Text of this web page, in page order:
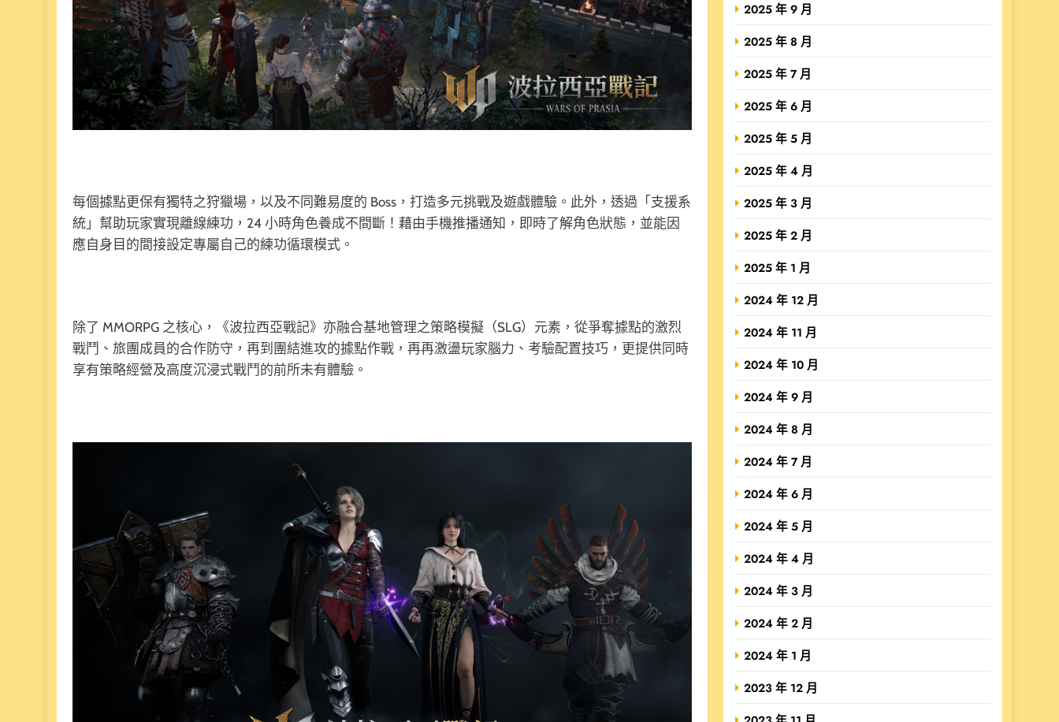
每個據點更保有獨特之狩獵場，以及不同難易度的 Boss，打造多元挑戰及遊戲體驗。此外，透過「支援系
統」幫助玩家實現離線練功，24 小時角色養成不間斷！藉由手機推播通知，即時了解角色狀態，並能因
應自身目的間接設定專屬自己的練功循環模式。
除了 MMORPG 之核心，《波拉西亞戰記》亦融合基地管理之策略模擬（SLG）元素，從爭奪據點的激烈
戰鬥、旅團成員的合作防守，再到團結進攻的據點作戰，再再激盪玩家腦力、考驗配置技巧，更提供同時
享有策略經營及高度沉浸式戰鬥的前所未有體驗。
2025 年 9 月
2025 年 8 月
2025 年 7 月
2025 年 6 月
2025 年 5 月
2025 年 4 月
2025 年 3 月
2025 年 2 月
2025 年 1 月
2024 年 12 月
2024 年 11 月
2024 年 10 月
2024 年 9 月
2024 年 8 月
2024 年 7 月
2024 年 6 月
2024 年 5 月
2024 年 4 月
2024 年 3 月
2024 年 2 月
2024 年 1 月
2023 年 12 月